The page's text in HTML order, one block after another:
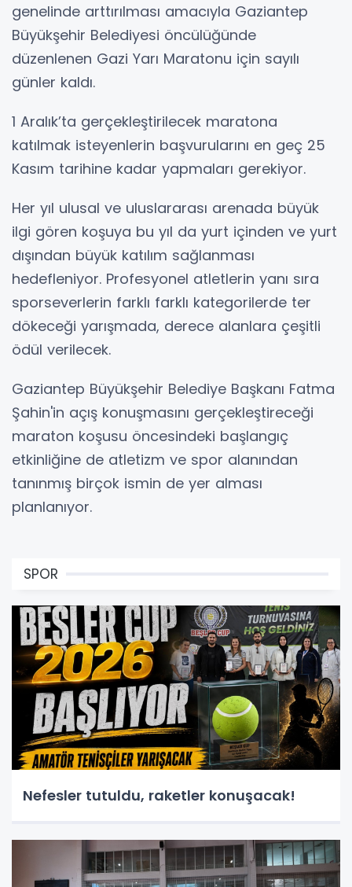
genelinde arttırılması amacıyla Gaziantep
Büyükşehir Belediyesi öncülüğünde
düzenlenen Gazi Yarı Maratonu için sayılı
günler kaldı.
1 Aralık’ta gerçekleştirilecek maratona
katılmak isteyenlerin başvurularını en geç 25
Kasım tarihine kadar yapmaları gerekiyor.
Her yıl ulusal ve uluslararası arenada büyük
ilgi gören koşuya bu yıl da yurt içinden ve yurt
dışından büyük katılım sağlanması
hedefleniyor. Profesyonel atletlerin yanı sıra
sporseverlerin farklı farklı kategorilerde ter
dökeceği yarışmada, derece alanlara çeşitli
ödül verilecek.
Gaziantep Büyükşehir Belediye Başkanı Fatma
Şahin'in açış konuşmasını gerçekleştireceği
maraton koşusu öncesindeki başlangıç
etkinliğine de atletizm ve spor alanından
tanınmış birçok ismin de yer alması
planlanıyor.
SPOR
Nefesler tutuldu, raketler konuşacak!